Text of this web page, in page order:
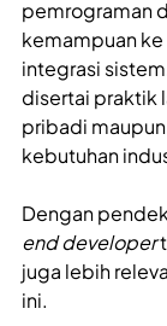
pemrograman
kemampuan ke
integrasi
disertai praktik
pribadi
kebutuhan
Dengan
end developer
juga lebih
ini.